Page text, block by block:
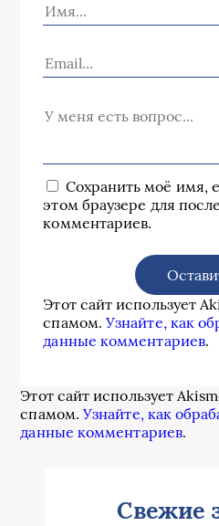
Сохранить моё имя,
этом браузере для
комментариев.
Этот сайт использует
спамом.Узнайте, как
данные комментариев.
Этот сайт использует
спамом.Узнайте, как
данные комментариев.
Свежие